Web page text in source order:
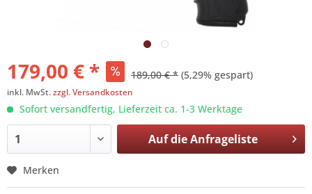
179,00 € * 189,00 € * (5,29% gespart)
inkl. MwSt.zzgl. Versandkosten
Sofort versandfertig, Lieferzeit ca. 1-3 Werktage
Auf dieAnfrageliste
Merken